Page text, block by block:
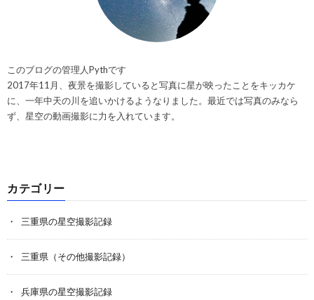
このブログの管理人Pythです
2017年11月、夜景を撮影していると写真に星が映ったことをキッカケ
に、一年中天の川を追いかけるようなりました。最近では写真のみなら
ず、星空の動画撮影に力を入れています。
カテゴリー
三重県の星空撮影記録
三重県（その他撮影記録）
兵庫県の星空撮影記録